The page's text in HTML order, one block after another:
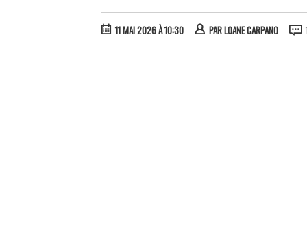
11 MAI 2026 À 10:30 PARLOANE CARPANO